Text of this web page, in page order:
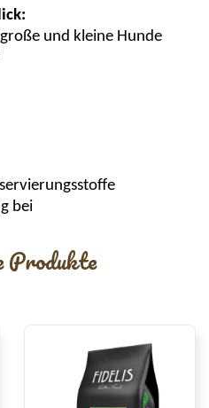
große und kleine Hunde
bei
Produkte